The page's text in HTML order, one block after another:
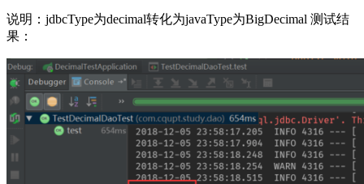
说明：jdbcType为decimal转化为javaType为BigDecimal 测试结
果：